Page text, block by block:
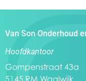
Van Son Onderhoud
Hoofdkantoor
Gompenstraat 43a